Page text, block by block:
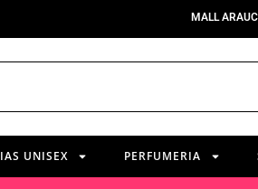
MALL
UNISEX PERFUMERIA